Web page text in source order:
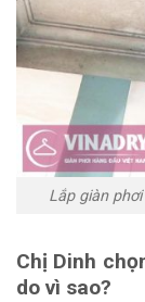
Lắp giàn
Chị Dinh
do vì sao?